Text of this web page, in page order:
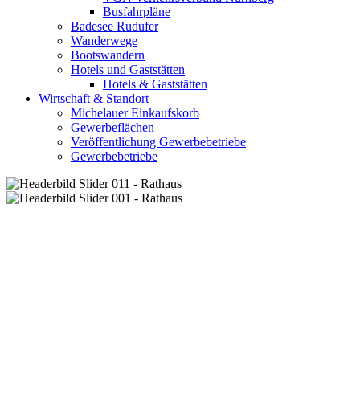
Busfahrpläne
Badesee Rudufer
Wanderwege
Bootswandern
Hotels und Gaststätten
Hotels & Gaststätten
Wirtschaft & Standort
Michelauer Einkaufskorb
Gewerbeflächen
Veröffentlichung Gewerbebetriebe
Gewerbebetriebe